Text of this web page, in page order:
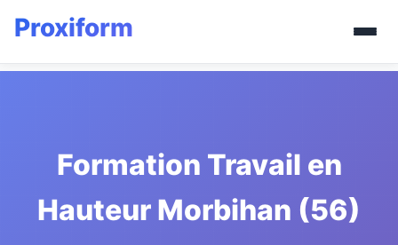
Formation Travail en
Hauteur Morbihan (56)